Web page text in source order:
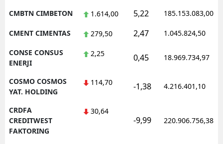
CMBTN CIMBETON 1.614,00 5,22 185.153.083,00
CMENT CIMENTAS 279,50 2,47 1.045.824,50
CONSE CONSUS
ENERJI
2,25 0,45 18.969.734,97
COSMO COSMOS
YAT. HOLDING
114,70 -1,38 4.216.401,10
CRDFA
CREDITWEST
FAKTORING
30,64
-9,99 220.906.756,38